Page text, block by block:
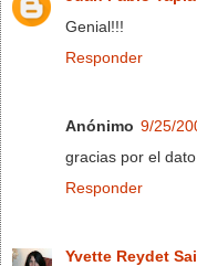
Genial!!!
Responder
Anónimo 9/25/
gracias por el
Responder
Yvette Reydet